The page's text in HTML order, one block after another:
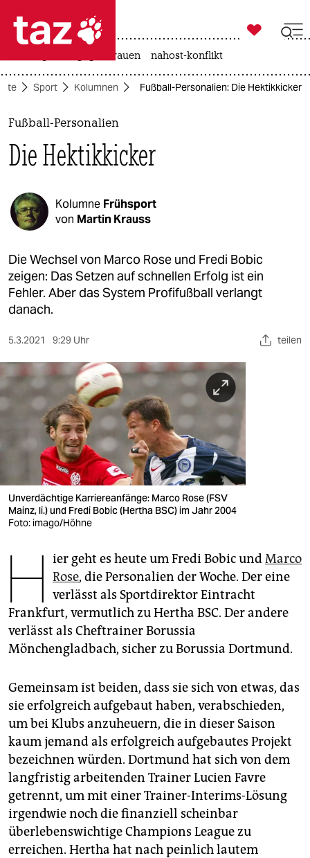
 taz zahl ich
taz zahl ich
themen
politik
öko
gesellschaft
kultur
sport
berlin
nord
wahrheit
verlag
veranstaltungen
shop
fragen & hilfe
genossenschaft
epaper login

taz zahl ich
gewalt gegen frauen nahost-konflikt
Sport Kolumnen Fußball-Personalien: Die Hektikkicker
Fußball-Personalien
Die Hektikkicker
Kolumne Frühsport
von Martin Krauss
Die Wechsel von Marco Rose und Fredi Bobic
zeigen: Das Setzen auf schnellen Erfolg ist ein
Fehler. Aber das System Profifußball verlangt
danach.
5.3.2021 9:29 Uhr teilen
Unverdächtige Karriereanfänge: Marco Rose (FSV
Mainz, li.) und Fredi Bobic (Hertha BSC) im Jahr 2004
Foto: imago/Höhne
H ier geht es heute um Fredi Bobic undMarco
Rose, die Personalien der Woche. Der eine
verlässt als Sportdirektor Eintracht
Frankfurt, vermutlich zu Hertha BSC. Der andere
verlässt als Cheftrainer Borussia
Mönchengladbach, sicher zu Borussia Dortmund.
Gemeinsam ist beiden, dass sie sich von etwas, das
sie erfolgreich aufgebaut haben, verabschieden,
um bei Klubs anzuheuern, die in dieser Saison
kaum jemand als erfolgreich aufgebautes Projekt
bezeichnen würden. Dortmund hat sich von dem
langfristig arbeitenden Trainer Lucien Favre
getrennt, um mit einer Trainer-Interims-Lösung
irgendwie noch die finanziell scheinbar
überlebenswichtige Champions League zu
erreichen. Hertha hat nach peinlich lautem